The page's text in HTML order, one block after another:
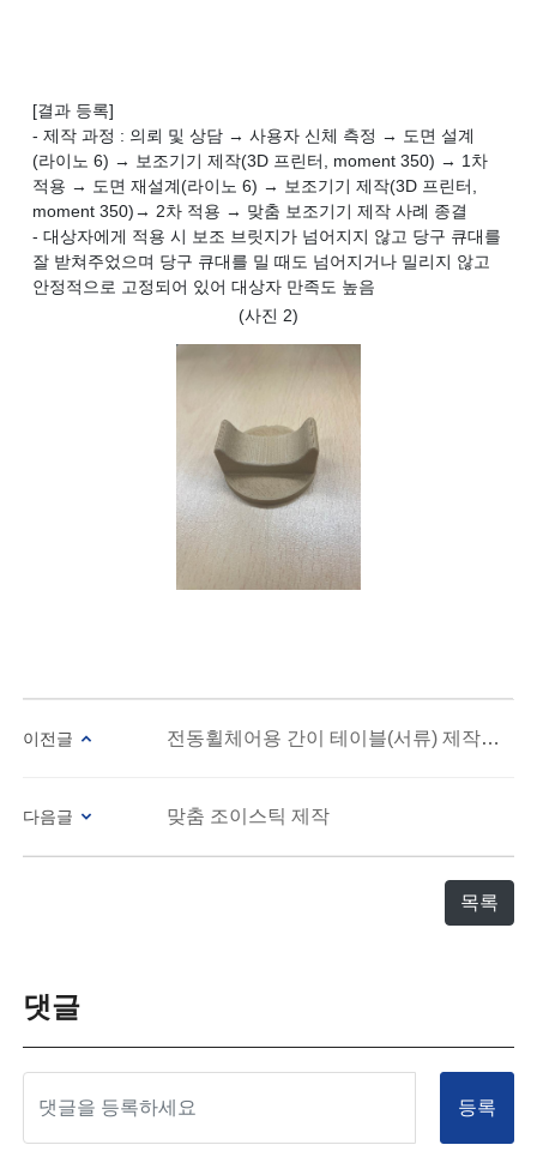
[결과 등록]
- 제작 과정 : 의뢰 및 상담 → 사용자 신체 측정 → 도면 설계
(라이노 6) → 보조기기 제작(3D 프린터, moment 350) → 1차
적용 → 도면 재설계(라이노 6) → 보조기기 제작(3D 프린터,
moment 350)→ 2차 적용 → 맞춤 보조기기 제작 사례 종결
- 대상자에게 적용 시 보조 브릿지가 넘어지지 않고 당구 큐대를
잘 받쳐주었으며 당구 큐대를 밀 때도 넘어지거나 밀리지 않고
안정적으로 고정되어 있어 대상자 만족도 높음
(사진 2)
이전글 전동휠체어용 간이 테이블(서류) 제작 사례
다음글 맞춤 조이스틱 제작
목록
댓글
등록